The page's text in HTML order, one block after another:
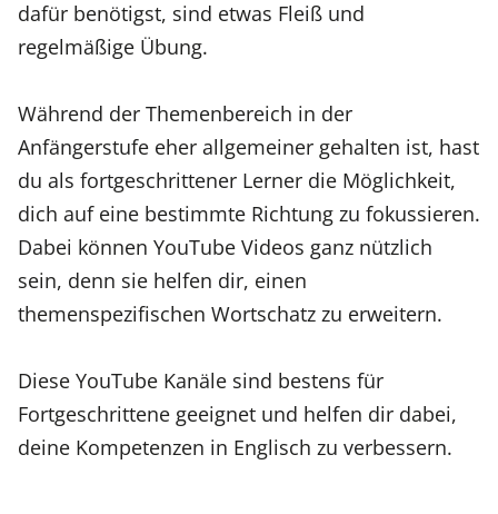
dafür benötigst, sind etwas Fleiß und
regelmäßige Übung.
Während der Themenbereich in der
Anfängerstufe eher allgemeiner gehalten ist, hast
du als fortgeschrittener Lerner die Möglichkeit,
dich auf eine bestimmte Richtung zu fokussieren.
Dabei können YouTube Videos ganz nützlich
sein, denn sie helfen dir, einen
themenspezifischen Wortschatz zu erweitern.
Diese YouTube Kanäle sind bestens für
Fortgeschrittene geeignet und helfen dir dabei,
deine Kompetenzen in Englisch zu verbessern.